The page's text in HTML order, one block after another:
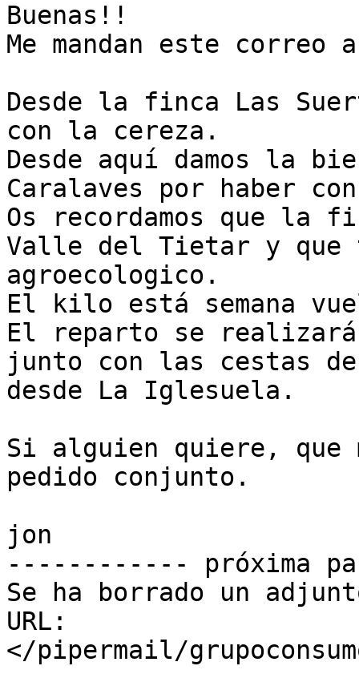
Buenas!!
Me mandan este correo
Desde la finca Las
con la cereza.
Desde aquí damos la
Caralaves por haber
Os recordamos que la
Valle del Tietar y que
agroecologico.
El kilo está semana
El reparto se
junto con las cestas
desde La Iglesuela.
Si alguien quiere, que
pedido conjunto.
jon
------------ próxima
Se ha borrado un
URL: